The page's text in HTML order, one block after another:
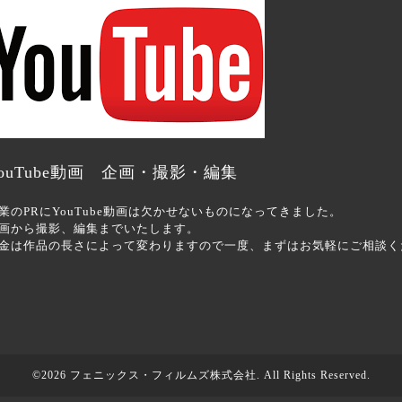
動画 企画・撮影・編集
のPRにYouTube動画は欠かせないものになってきました。
から撮影、編集までいたします。
は作品の長さによって変わりますので一度、まずはお気軽にご相談
©2026 フェニックス・フィルムズ株式会社 . All Rights Reserved.